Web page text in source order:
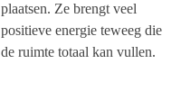
plaatsen. Ze brengt veel
positieve energie teweeg die
de ruimte totaal kan vullen.